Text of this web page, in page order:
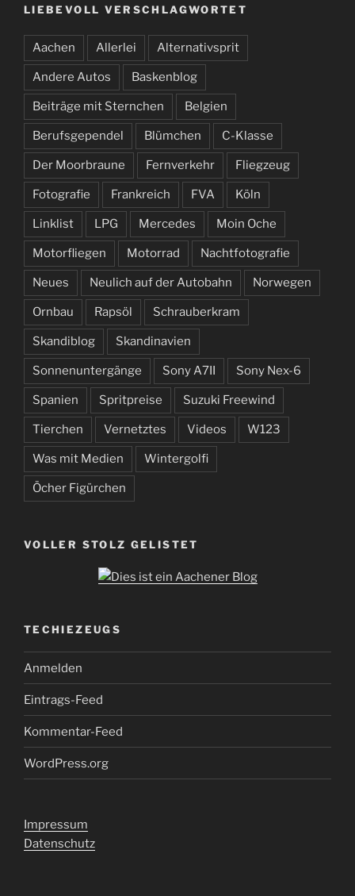
LIEBEVOLL VERSCHLAGWORTET
Aachen Allerlei Alternativsprit
Andere Autos Baskenblog
Beiträge mit Sternchen Belgien
Berufsgependel Blümchen C-Klasse
Der Moorbraune Fernverkehr Fliegzeug
Fotografie Frankreich FVA Köln
Linklist LPG Mercedes Moin Oche
Motorfliegen Motorrad Nachtfotografie
Neues Neulich auf der Autobahn Norwegen
Ornbau Rapsöl Schrauberkram
Skandiblog Skandinavien
Sonnenuntergänge Sony A7II Sony Nex-6
Spanien Spritpreise Suzuki Freewind
Tierchen Vernetztes Videos W123
Was mit Medien Wintergolfi
Öcher Figürchen
VOLLER STOLZ GELISTET
TECHIEZEUGS
Anmelden
Eintrags-Feed
Kommentar-Feed
WordPress.org
Impressum
Datenschutz